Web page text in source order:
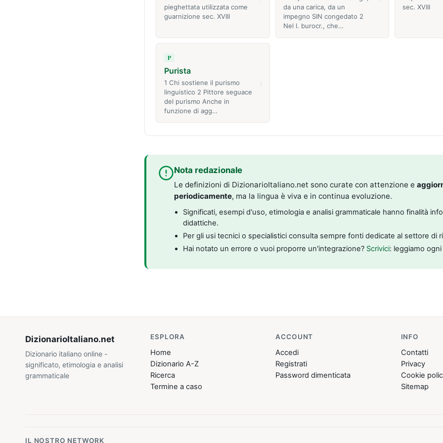
pieghettata utilizzata come
guarnizione sec. XVIII
da una carica, da un
impegno SIN congedato 2
Nel l. burocr., che…
sec. XVIII
P
Purista
1 Chi sostiene il purismo
linguistico 2 Pittore seguace
del purismo Anche in
funzione di agg…
Nota redazionale
Le definizioni di DizionarioItaliano.net sono curate con attenzione e
periodicamente, ma la lingua è viva e in continua evoluzione.
Significati, esempi d'uso, etimologia e analisi grammaticale hanno finalità
didattiche.
Per gli usi tecnici o specialistici consulta sempre fonti dedicate al settore di
Hai notato un errore o vuoi proporre un'integrazione? Scrivici: leggiamo
DizionarioItaliano.net
Dizionario italiano online -
significato, etimologia e analisi
grammaticale
ESPLORA
Home
Dizionario A-Z
Ricerca
Termine a caso
ACCOUNT
Accedi
Registrati
Password dimenticata
INFO
Contatti
Privacy
Cookie
Sitemap
IL NOSTRO NETWORK